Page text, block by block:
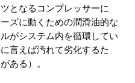
となるコンプレッサーに
ズに動くための潤滑油的な
がシステム内を循環してい
言えば汚れて劣化するた
ある）。